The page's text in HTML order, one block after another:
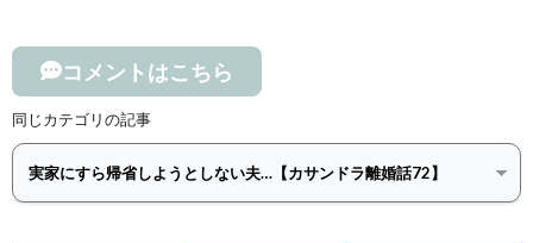
コメントはこちら
同じカテゴリの記事